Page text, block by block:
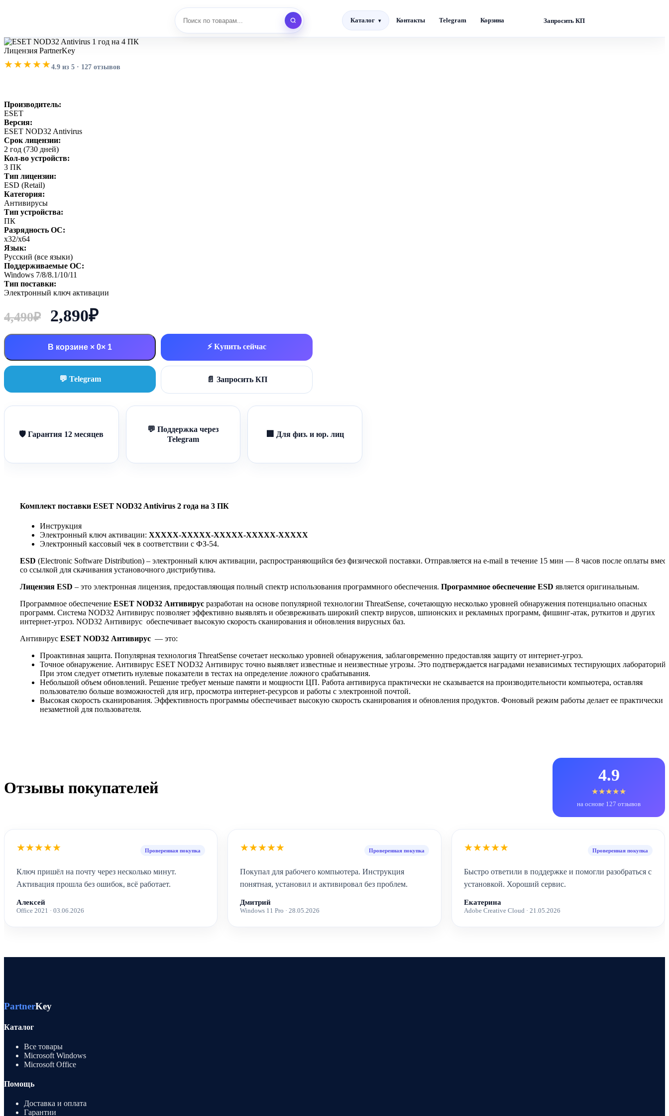
Каталог Контакты Telegram Корзина Запросить КП
Лицензия PartnerKey
★★★★★4.9 из 5 · 127 отзывов
Производитель:
ESET
Версия:
ESET NOD32 Antivirus
Срок лицензии:
2 год (730 дней)
Кол-во устройств:
3 ПК
Тип лицензии:
ESD (Retail)
Категория:
Антивирусы
Тип устройства:
ПК
Разрядность ОС:
x32/x64
Язык:
Русский (все языки)
Поддерживаемые ОС:
Windows 7/8/8.1/10/11
Тип поставки:
Электронный ключ активации
4,490₽
Первоначальная
цена
составляла
4,490₽.
2,890₽Текущая
цена:
2,890₽.
В корзине × 0 ⚡ Купить сейчас
💬 Telegram 📄 Запросить КП
🛡 Гарантия 12 месяцев
💬 Поддержка через
Telegram
🏢 Для физ. и юр. лиц
Комплект поставки ESET NOD32 Antivirus 2 года на 3 ПК
Инструкция
Электронный ключ активации: XXXXX-XXXXX-XXXXX-XXXXX-XXXXX
Электронный кассовый чек в соответствии с ФЗ-54.
ESD (Electronic Software Distribution) – электронный ключ активации, распространяющийся без физической поставки. Отправляется на e-mail в течение 15 мин — 8 часов после оплаты
со ссылкой для скачивания установочного дистрибутива.
Лицензия ESD – это электронная лицензия, предоставляющая полный спектр использования программного обеспечения. Программное обеспечение ESD является оригинальным.
Программное обеспечение ESET NOD32 Антивирус разработан на основе популярной технологии ThreatSense, сочетающую несколько уровней обнаружения потенциально опасных
программ. Система NOD32 Антивирус позволяет эффективно выявлять и обезвреживать широкий спектр вирусов, шпионских и рекламных программ, фишинг-атак, руткитов и других
интернет-угроз. NOD32 Антивирус обеспечивает высокую скорость сканирования и обновления вирусных баз.
Антивирус ESET NOD32 Антивирус — это:
Проактивная защита. Популярная технология ThreatSense сочетает несколько уровней обнаружения, заблаговременно предоставляя защиту от интернет-угроз.
Точное обнаружение. Антивирус ESET NOD32 Антивирус точно выявляет известные и неизвестные угрозы. Это подтверждается наградами независимых тестирующих лабораторий.
При этом следует отметить нулевые показатели в тестах на определение ложного срабатывания.
Небольшой объем обновлений. Решение требует меньше памяти и мощности ЦП. Работа антивируса практически не сказывается на производительности компьютера, оставляя
пользователю больше возможностей для игр, просмотра интернет-ресурсов и работы с электронной почтой.
Высокая скорость сканирования. Эффективность программы обеспечивает высокую скорость сканирования и обновления продуктов. Фоновый режим работы делает ее практически
незаметной для пользователя.
Отзывы покупателей
4.9
★★★★★
на основе 127 отзывов
★★★★★ Проверенная покупка
Ключ пришёл на почту через несколько минут.
Активация прошла без ошибок, всё работает.
Алексей
Office 2021 · 03.06.2026
★★★★★ Проверенная покупка
Покупал для рабочего компьютера. Инструкция
понятная, установил и активировал без проблем.
Дмитрий
Windows 11 Pro · 28.05.2026
★★★★★ Проверенная покупка
Быстро ответили в поддержке и помогли разобраться с
установкой. Хороший сервис.
Екатерина
Adobe Creative Cloud · 21.05.2026
PartnerKey
Каталог
Все товары
Microsoft Windows
Microsoft Office
Помощь
Доставка и оплата
Гарантии